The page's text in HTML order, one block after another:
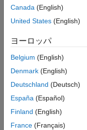
MAVLink のサポート
フライト ログ解析
ガイダンス、ナビゲーション
モーション プランニング
カテゴリ
UAV Toolbox
し、Embedded Coder
UAV Toolboxを使用し
スし、Embedded
的に構築および展開す
MAVLink のサポート
Canada (English)
United States (English)
ヨーロッパ
Belgium (English)
Denmark (English)
Deutschland (Deutsch)
España (Español)
Finland (English)
France (Français)